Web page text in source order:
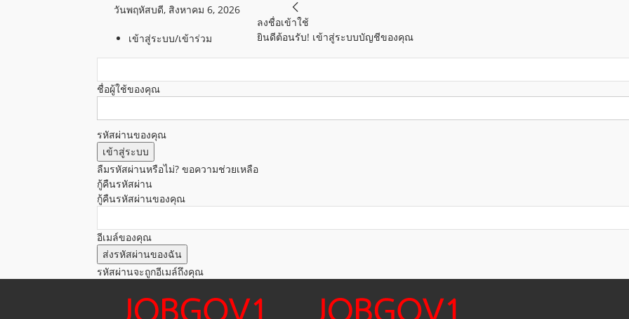
วันพฤหัสบดี, สิงหาคม 6, 2026
เข้าสู่ระบบ/เข้าร่วม
ลงชื่อเข้าใช้
ยินดีต้อนรับ! เข้าสู่ระบบบัญชีของคุณ
ชื่อผู้ใช้ของคุณ
รหัสผ่านของคุณ
ลืมรหัสผ่านหรือไม่? ขอความช่วยเหลือ
กู้คืนรหัสผ่าน
กู้คืนรหัสผ่านของคุณ
อีเมล์ของคุณ
รหัสผ่านจะถูกอีเมล์ถึงคุณ